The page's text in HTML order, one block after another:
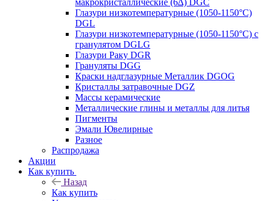
макрокристаллические (6∆) DGC
Глазури низкотемпературные (1050-1150°С)
DGL
Глазури низкотемпературные (1050-1150°С) с
гранулятом DGLG
Глазури Раку DGR
Грануляты DGG
Краски надглазурные Металлик DGOG
Кристаллы затравочные DGZ
Массы керамические
Металлические глины и металлы для литья
Пигменты
Эмали Ювелирные
Разное
Распродажа
Акции
Как купить
Назад
Как купить